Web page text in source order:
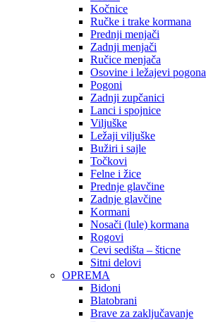
Kočnice
Ručke i trake kormana
Prednji menjači
Zadnji menjači
Ručice menjača
Osovine i ležajevi pogona
Pogoni
Zadnji zupčanici
Lanci i spojnice
Viljuške
Ležaji viljuške
Bužiri i sajle
Točkovi
Felne i žice
Prednje glavčine
Zadnje glavčine
Kormani
Nosači (lule) kormana
Rogovi
Cevi sedišta – šticne
Sitni delovi
OPREMA
Bidoni
Blatobrani
Brave za zaključavanje